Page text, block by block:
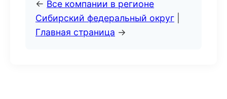
← Все компании в регионе
Сибирский федеральный округ
Главная страница →